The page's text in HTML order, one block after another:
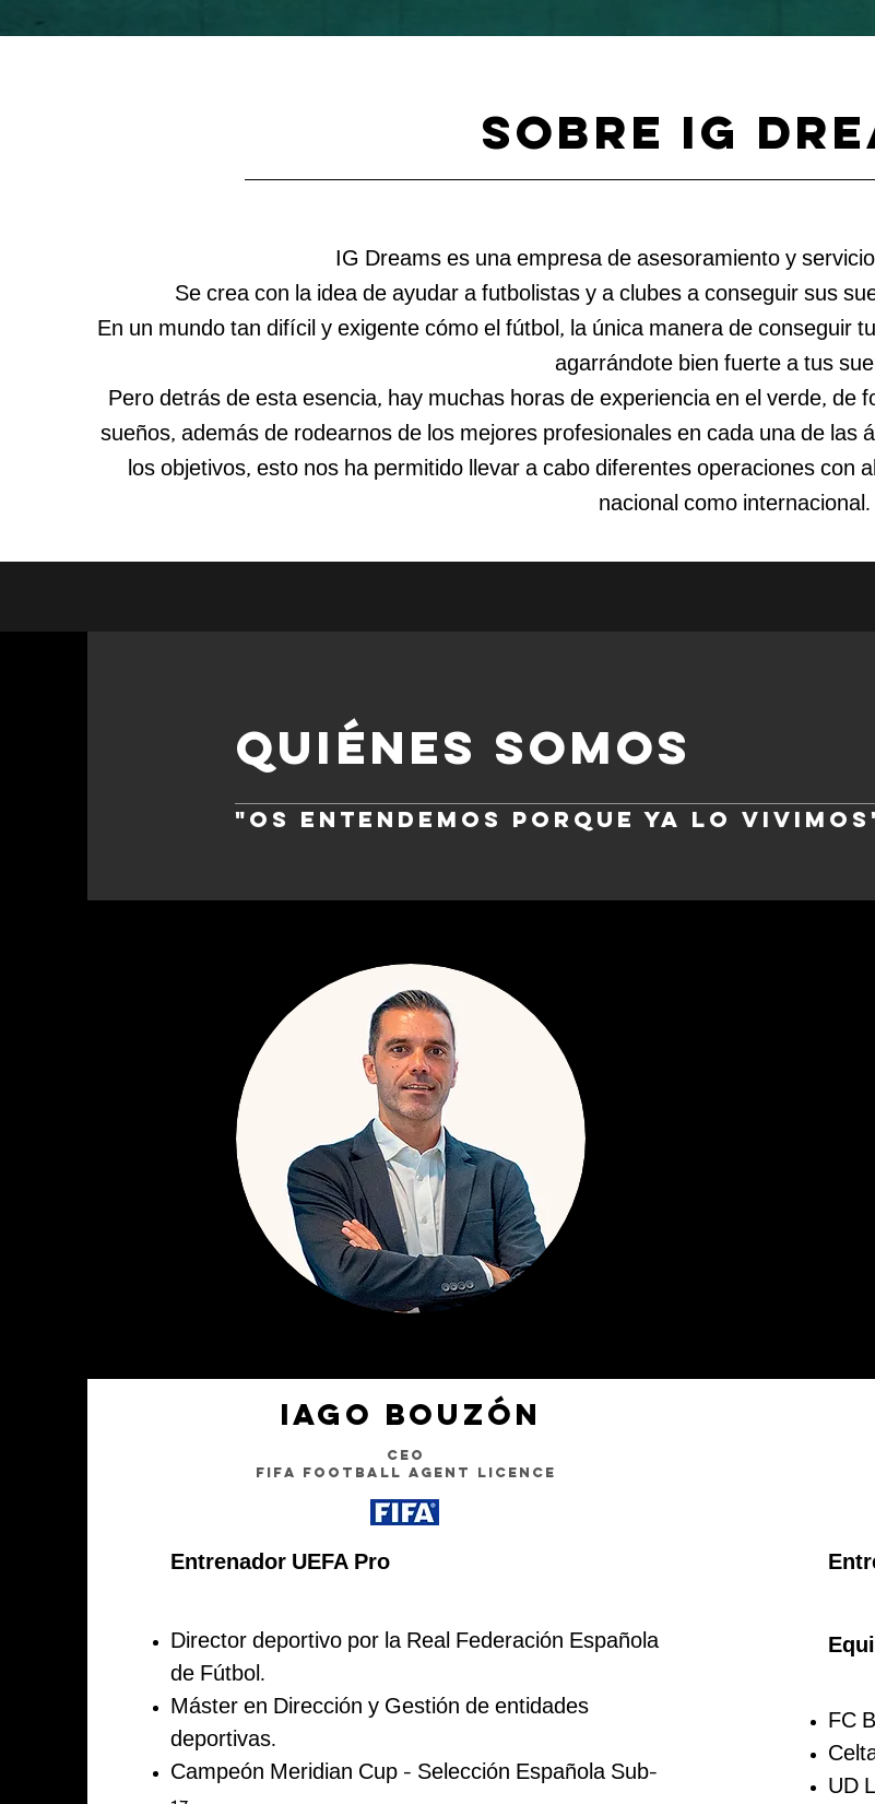
SOBRE IG
IG Dreams es una empresa de asesoramiento y
Se crea con la idea de ayudar a futbolistas y a clubes a conseguir sus
En un mundo tan difícil y exigente cómo el fútbol, la única manera de conseguir
agarrándote bien fuerte a tus
Pero detrás de esta esencia, hay muchas horas de experiencia en el verde, de
sueños, además de rodearnos de los mejores profesionales en cada una de
los objetivos, esto nos ha permitido llevar a cabo diferentes operaciones con
nacional como internacional.
QUIÉNES SOMOS
"Os entendemos porque ya lo
IAGO BOUZÓN
CEO
FIFA FOOTBALL AGENT LICENCE
Entrenador UEFA Pro
Director deportivo por la Real Federación Española
de Fútbol.
Máster en Dirección y Gestión de entidades
deportivas.
Campeón Meridian Cup - Selección Española Sub-
FC
UD